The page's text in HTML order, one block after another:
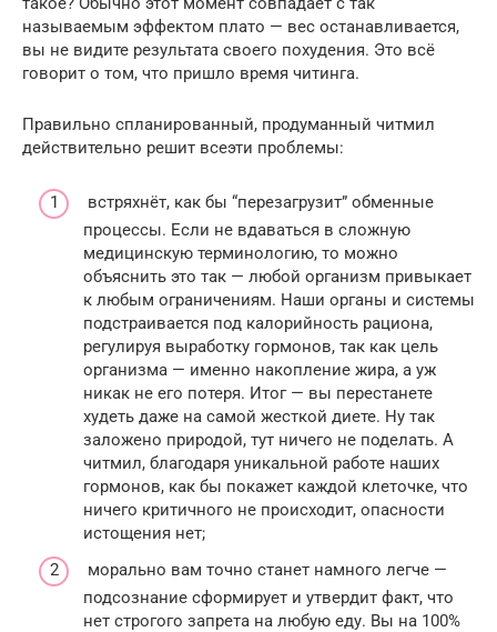
называемым эффектом плато — вес останавливается,
вы не видите результата своего похудения. Это всё
говорит о том, что пришло время читинга.
Правильно спланированный, продуманный читмил
действительно решит всеэти проблемы:
встряхнёт, как бы “перезагрузит” обменные
процессы. Если не вдаваться в сложную
медицинскую терминологию, то можно
объяснить это так — любой организм привыкает
к любым ограничениям. Наши органы и системы
подстраивается под калорийность рациона,
регулируя выработку гормонов, так как цель
организма — именно накопление жира, а уж
никак не его потеря. Итог — вы перестанете
худеть даже на самой жесткой диете. Ну так
заложено природой, тут ничего не поделать. А
читмил, благодаря уникальной работе наших
гормонов, как бы покажет каждой клеточке, что
ничего критичного не происходит, опасности
истощения нет;
морально вам точно станет намного легче —
подсознание сформирует и утвердит факт, что
нет строгого запрета на любую еду. Вы на 100%